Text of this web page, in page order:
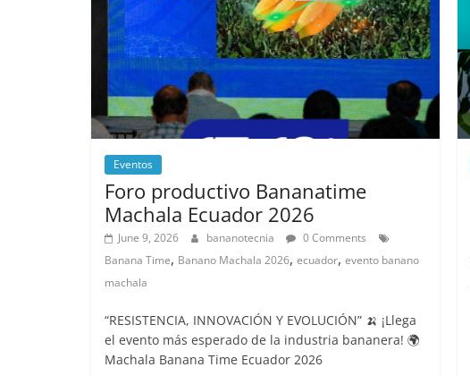
Eventos
Foro productivo Bananatime
Machala Ecuador 2026
June 9, 2026 bananotecnia
0 Comments
Banana Time, Banano Machala 2026, ecuador, evento banano
machala
“RESISTENCIA, INNOVACIÓN Y EVOLUCIÓN” 🍌 ¡Llega
el evento más esperado de la industria bananera! 🌍
Machala Banana Time Ecuador 2026